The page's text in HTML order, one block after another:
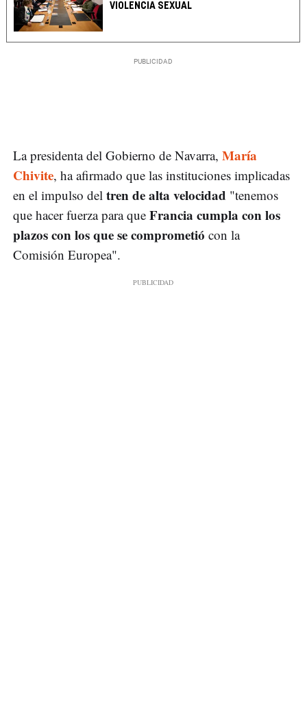
VIOLENCIA SEXUAL
La presidenta del Gobierno de Navarra, María
Chivite, ha afirmado que las instituciones implicadas
en el impulso del tren de alta velocidad "tenemos
que hacer fuerza para que Francia cumpla con los
plazos con los que se comprometió con la
Comisión Europea".